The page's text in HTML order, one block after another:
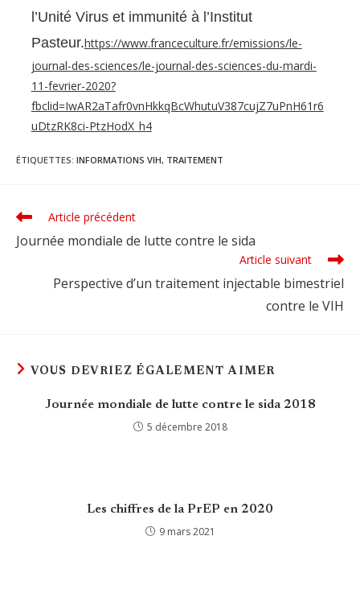
l’Unité Virus et immunité à l’Institut
Pasteur.https://www.franceculture.fr/emissions/le-
journal-des-sciences/le-journal-des-sciences-du-mardi-
11-fevrier-2020?
fbclid=IwAR2aTafr0vnHkkqBcWhutuV387cujZ7uPnH61r6
uDtzRK8ci-PtzHodX_h4
ÉTIQUETTES: INFORMATIONS VIH, TRAITEMENT
Read
articles
Article précédent
Journée mondiale de lutte contre le sida
Article suivant
Perspective d’un traitement injectable bimestriel
contre le VIH
VOUS DEVRIEZ ÉGALEMENT AIMER
Journée mondiale de lutte contre le sida 2018
5 décembre 2018
Les chiffres de la PrEP en 2020
9 mars 2021